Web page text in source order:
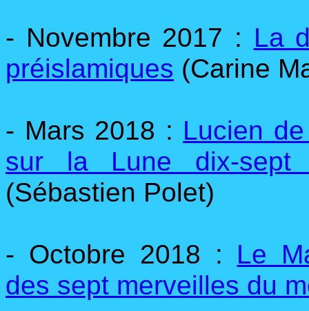
- Novembre 2017 : La
préislamiques (Carine
- Mars 2018 : Lucien
sur la Lune dix-sept
(Sébastien Polet)
- Octobre 2018 : Le
des sept merveilles du